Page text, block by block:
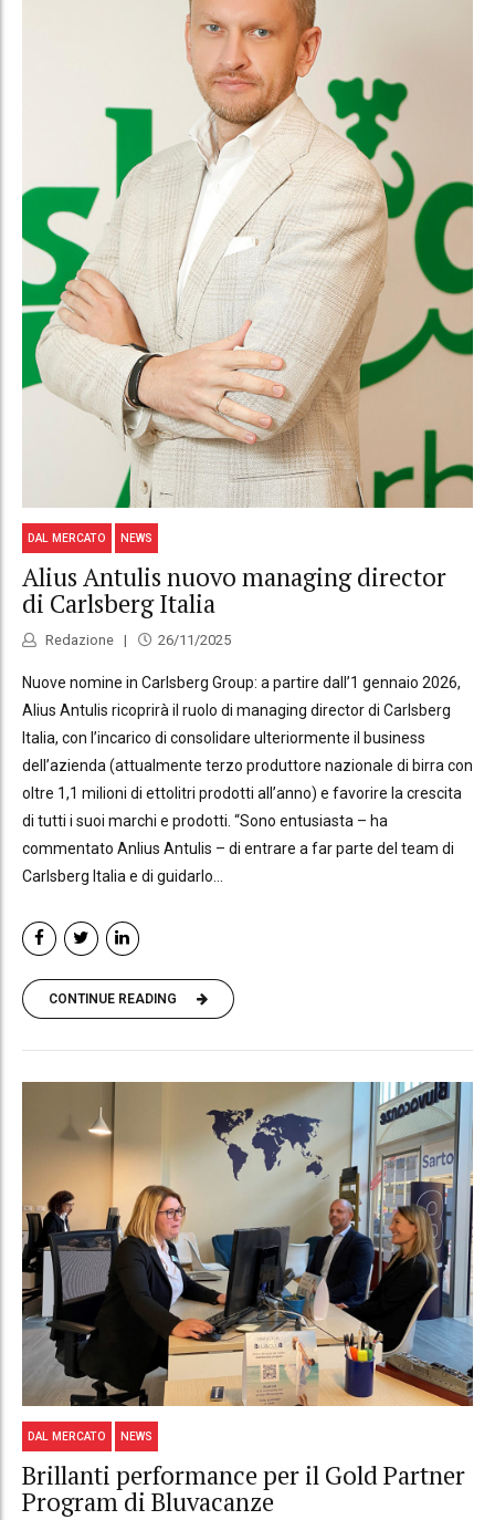
DAL MERCATO NEWS
Alius Antulis nuovo managing director
di Carlsberg Italia
Redazione 26/11/2025
Nuove nomine in Carlsberg Group: a partire dall’1 gennaio 2026,
Alius Antulis ricoprirà il ruolo di managing director di Carlsberg
Italia, con l’incarico di consolidare ulteriormente il business
dell’azienda (attualmente terzo produttore nazionale di birra con
oltre 1,1 milioni di ettolitri prodotti all’anno) e favorire la crescita
di tutti i suoi marchi e prodotti. “Sono entusiasta – ha
commentato Anlius Antulis – di entrare a far parte del team di
Carlsberg Italia e di guidarlo...
CONTINUE READING
DAL MERCATO NEWS
Brillanti performance per il Gold Partner
Program di Bluvacanze